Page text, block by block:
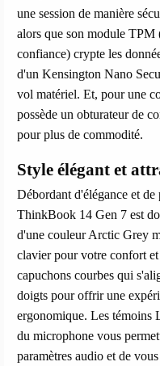
une session de manière
alors que son module
confiance) crypte les
d'un Kensington Nano
vol matériel. Et, pour une
possède un obturateur de
pour plus de commodité.
Style élégant et
Débordant d'élégance et
ThinkBook 14 Gen 7 est
d'une couleur Arctic Grey
clavier pour votre confort
capuchons courbes qui
doigts pour offrir une
ergonomique. Les témoins
du microphone vous
paramètres audio et de